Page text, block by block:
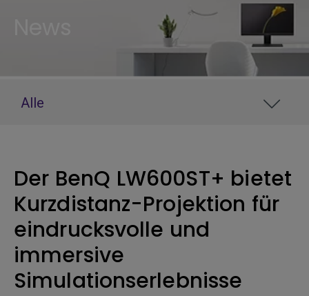
Alle
Der BenQ LW600ST+ bietet
Kurzdistanz-Projektion für
eindrucksvolle und
immersive
Simulationserlebnisse